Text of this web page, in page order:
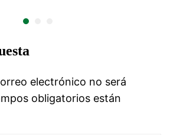
electrónico no será
obligatorios están